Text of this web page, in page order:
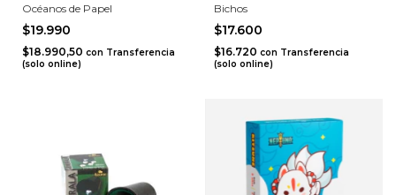
Océanos de Papel
$19.990
$18.990,50 con Transferencia
(solo online)
Bichos
$17.600
$16.720 con Transferencia
(solo online)